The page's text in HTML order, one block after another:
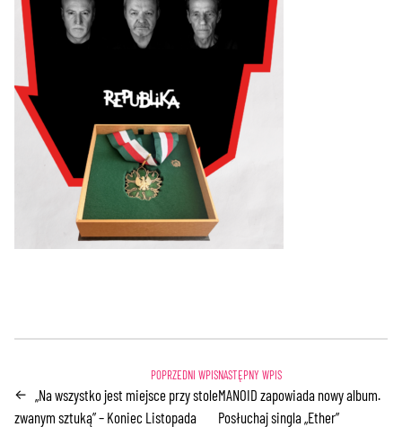
←
„Na wszystko jest miejsce przy stole
zwanym sztuką” – Koniec Listopada
MANOID zapowiada nowy album.
Posłuchaj singla „Ether”